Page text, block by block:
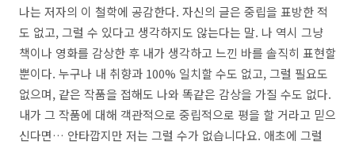
나는 저자의 이 철학에 공감한다. 자신의 글은 중립을 표방한 적
도 없고, 그럴 수 있다고 생각하지도 않는다는 말. 나 역시 그냥
책이나 영화를 감상한 후 내가 생각하고 느낀 바를 솔직히 표현할
뿐이다. 누구나 내 취향과 100% 일치할 수도 없고, 그럴 필요도
없으며, 같은 작품을 접해도 나와 똑같은 감상을 가질 수도 없다.
내가 그 작품에 대해 객관적으로 중립적으로 평을 할 거라고 믿으
신다면… 안타깝지만 저는 그럴 수가 없습니다요. 애초에 그럴